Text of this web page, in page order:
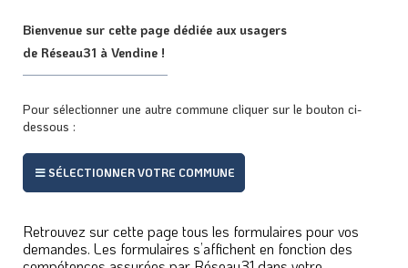
Bienvenue sur cette page dédiée aux usagers
de Réseau31 à Vendine !
Pour sélectionner une autre commune cliquer sur le bouton ci-
dessous :
SÉLECTIONNER VOTRE COMMUNE
Retrouvez sur cette page tous les formulaires pour vos
demandes. Les formulaires s’affichent en fonction des